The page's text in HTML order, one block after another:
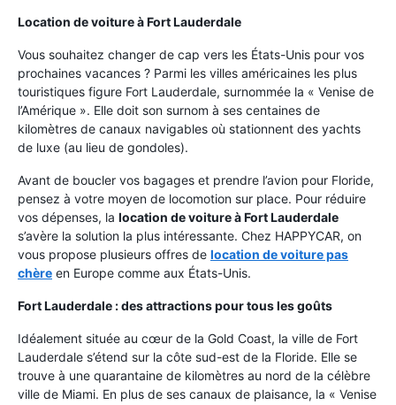
Location de voiture à Fort Lauderdale
Vous souhaitez changer de cap vers les États-Unis pour vos
prochaines vacances ? Parmi les villes américaines les plus
touristiques figure Fort Lauderdale, surnommée la « Venise de
l’Amérique ». Elle doit son surnom à ses centaines de
kilomètres de canaux navigables où stationnent des yachts
de luxe (au lieu de gondoles).
Avant de boucler vos bagages et prendre l’avion pour Floride,
pensez à votre moyen de locomotion sur place. Pour réduire
vos dépenses, la location de voiture à Fort Lauderdale
s’avère la solution la plus intéressante. Chez HAPPYCAR, on
vous propose plusieurs offres de location de voiture pas
chère en Europe comme aux États-Unis.
Fort Lauderdale : des attractions pour tous les goûts
Idéalement située au cœur de la Gold Coast, la ville de Fort
Lauderdale s’étend sur la côte sud-est de la Floride. Elle se
trouve à une quarantaine de kilomètres au nord de la célèbre
ville de Miami. En plus de ses canaux de plaisance, la « Venise